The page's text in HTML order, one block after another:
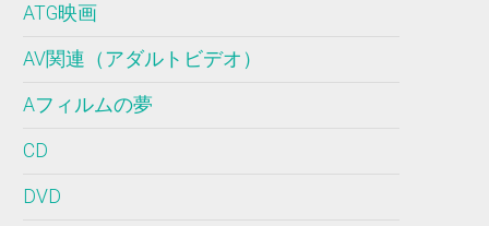
ATG映画
AV関連（アダルトビデオ）
Aフィルムの夢
CD
DVD